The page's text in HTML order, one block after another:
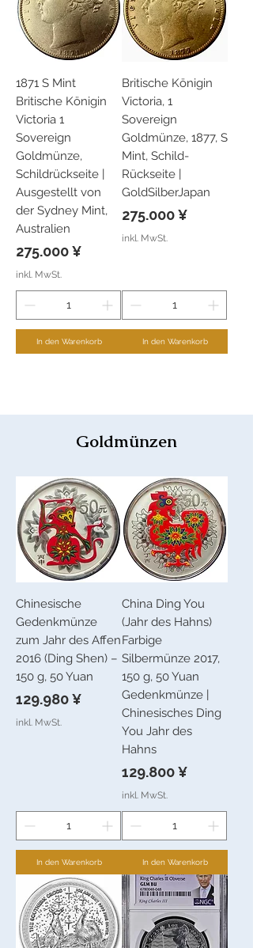
1871 S Mint
Britische Königin
Victoria 1
Sovereign
Goldmünze,
Schildrückseite |
Ausgestellt von
der Sydney Mint,
Australien
Preis
275.000 ¥
inkl. MwSt.
In den Warenkorb
Britische Königin
Victoria, 1
Sovereign
Goldmünze, 1877, S
Mint, Schild-
Rückseite |
GoldSilberJapan
Preis
275.000 ¥
inkl. MwSt.
In den Warenkorb
Goldmünzen
Chinesische
Gedenkmünze
zum Jahr des Affen
2016 (Ding Shen) –
150 g, 50 Yuan
Preis
129.980 ¥
inkl. MwSt.
In den Warenkorb
China Ding You
(Jahr des Hahns)
Farbige
Silbermünze 2017,
150 g, 50 Yuan
Gedenkmünze |
Chinesisches Ding
You Jahr des
Hahns
Preis
129.800 ¥
inkl. MwSt.
In den Warenkorb